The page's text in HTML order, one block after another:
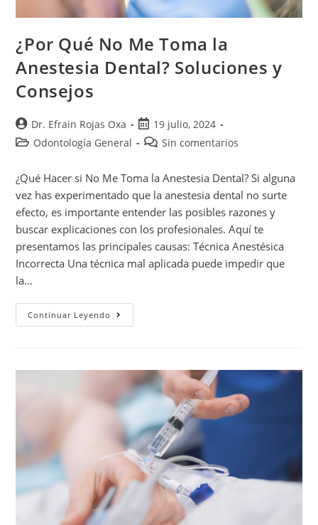
¿Por Qué No Me Toma la
Anestesia Dental? Soluciones y
Consejos
Dr. Efrain Rojas Oxa
19 julio, 2024
Odontología General
Sin comentarios
¿Qué Hacer si No Me Toma la Anestesia Dental? Si alguna
vez has experimentado que la anestesia dental no surte
efecto, es importante entender las posibles razones y
buscar explicaciones con los profesionales. Aquí te
presentamos las principales causas: Técnica Anestésica
Incorrecta Una técnica mal aplicada puede impedir que
la…
Continuar Leyendo